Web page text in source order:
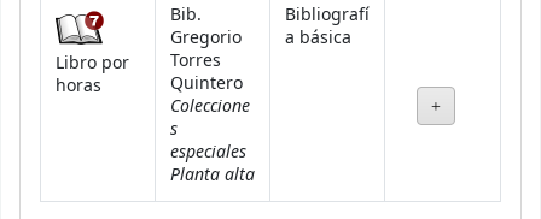
Libro por
horas
Bib.
Gregorio
Torres
Quintero
Coleccione
s
especiales
Planta alta
Bibliografí
a básica